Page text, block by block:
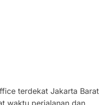
terdekat Jakarta Barat
waktu perjalanan dan